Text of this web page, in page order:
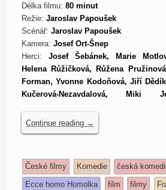
Délka filmu: 80 minut
Režie: Jaroslav Papoušek
Scénář: Jaroslav Papoušek
Kamera: Josef Ort-Šnep
Herci: Josef Šebánek, Marie
Helena Růžičková, Růžena
Forman, Yvonne Kodoňová, Jiří
Kučerová-Nezavdalová,
Continue reading →
České filmy Komedie
česká
Ecce homo Homolka
film filmy